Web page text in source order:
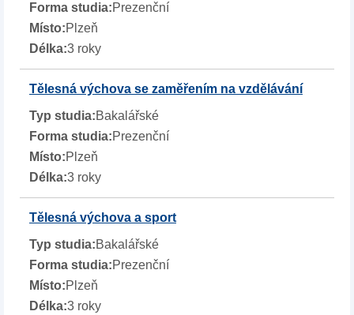
Prezenční
Plzeň
3 roky
Tělesná výchova se zaměřením na vzdělávání
Bakalářské
Prezenční
Plzeň
3 roky
Tělesná výchova a sport
Bakalářské
Prezenční
Plzeň
3 roky